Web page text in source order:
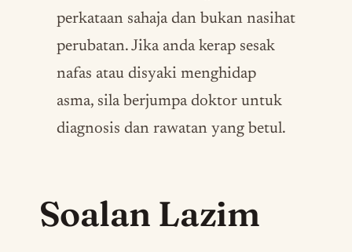
perkataan sahaja dan bukan nasihat
perubatan. Jika anda kerap sesak
nafas atau disyaki menghidap
asma, sila berjumpa doktor untuk
diagnosis dan rawatan yang betul.
Soalan Lazim